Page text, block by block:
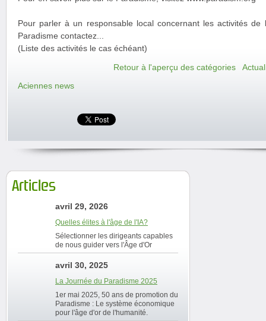
Pour parler à un responsable local concernant les activités de
Paradisme contactez...
(Liste des activités le cas échéant)
Retour à l'aperçu des catégories
Aciennes news
Articles
avril 29, 2026
Quelles élites à l'âge de l'IA?
Sélectionner les dirigeants capables
de nous guider vers l'Âge d'Or
avril 30, 2025
La Journée du Paradisme 2025
1er mai 2025, 50 ans de promotion du
Paradisme : Le système économique
pour l'âge d'or de l'humanité.